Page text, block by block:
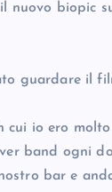
biopic
guardare il
cui io ero
band ogni
bar e